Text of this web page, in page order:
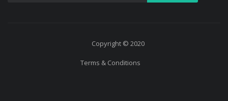
Copyright © 2020
Terms & Conditions